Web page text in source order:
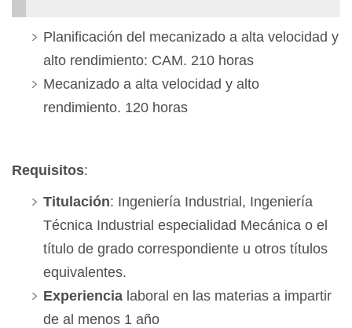
Planificación del mecanizado a alta velocidad y
alto rendimiento: CAM. 210 horas
Mecanizado a alta velocidad y alto
rendimiento. 120 horas
Requisitos:
Titulación: Ingeniería Industrial, Ingeniería
Técnica Industrial especialidad Mecánica o el
título de grado correspondiente u otros títulos
equivalentes.
Experiencia laboral en las materias a impartir
de al menos 1 año